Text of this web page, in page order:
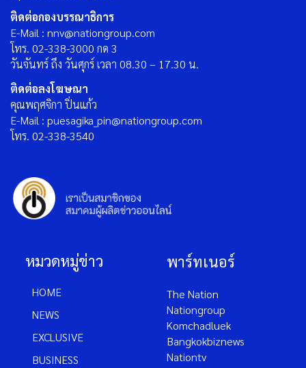
ติดต่อกองบรรณาธิการ
E-Mail : nnv@nationgroup.com
โทร. 02-338-3000 กด 3
วันจันทร์ ถึง วันศุกร์ เวลา 08.30 – 17.30 น.
ติดต่อลงโฆษณา
คุณพฤศจิกา ปิ่นแก้ว
E-Mail : puesagika_pin@nationgroup.com
โทร. 02-338-3540
หมวดหมู่ข่าว
HOME
NEWS
EXCLUSIVE
BUSINESS
พาร์ทเนอร์
The Nation
Nationgroup
Komchadluek
Bangkokbiznews
Nationtv